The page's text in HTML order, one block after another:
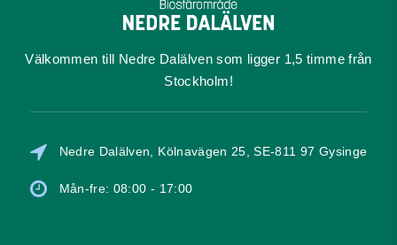
Välkommen till Nedre Dalälven som ligger 1,5 timme från
Stockholm!
Nedre Dalälven, Kölnavägen 25, SE-811 97 Gysinge
Mån-fre: 08:00 - 17:00